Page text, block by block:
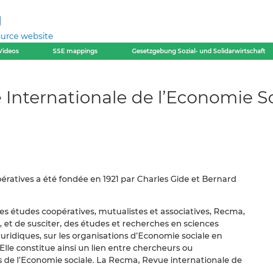
website
SSE mappings Gesetzgebung Sozial- und Solidarwirtschaft
Internationale de l’Economie
a été fondée en 1921 par Charles Gide et Bernard
études coopératives, mutualistes et associatives, Recma,
de susciter, des études et recherches en sciences
sur les organisations d’Economie sociale en
constitue ainsi un lien entre chercheurs ou
l’Economie sociale. La Recma, Revue internationale de